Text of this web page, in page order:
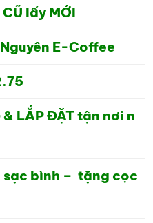
lấy MỚI
E-Coffee
& LẮP ĐẶT tận nơi n
sạc bình – tặng cọc